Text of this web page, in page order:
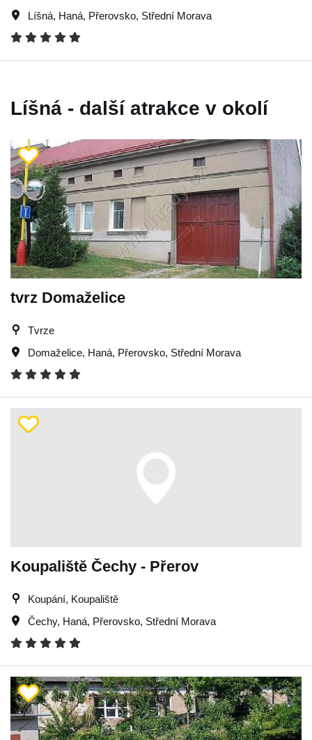
Líšná, Haná, Přerovsko, Střední Morava
Líšná - další atrakce v okolí
tvrz Domaželice
Tvrze
Domaželice, Haná, Přerovsko, Střední Morava
Koupaliště Čechy - Přerov
Koupání, Koupaliště
Čechy, Haná, Přerovsko, Střední Morava